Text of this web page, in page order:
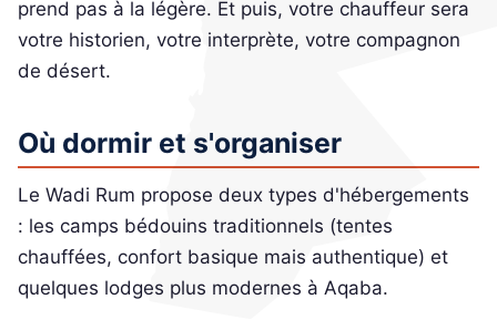
prend pas à la légère. Et puis, votre chauffeur sera
votre historien, votre interprète, votre compagnon
de désert.
Où dormir et s'organiser
Le Wadi Rum propose deux types d'hébergements
: les camps bédouins traditionnels (tentes
chauffées, confort basique mais authentique) et
quelques lodges plus modernes à Aqaba.